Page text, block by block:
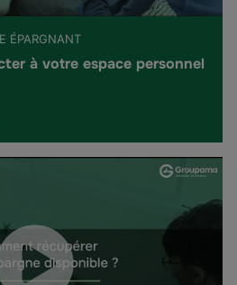
ÉPARGNANT
à votre espace personnel